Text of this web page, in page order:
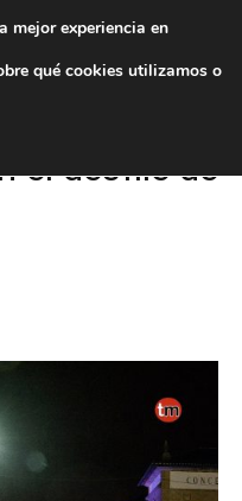
el desfile de
mejor experiencia en
qué cookies utilizamos o